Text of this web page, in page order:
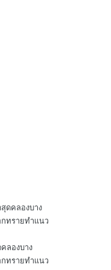
ลองบาง
ทรายทำแนว